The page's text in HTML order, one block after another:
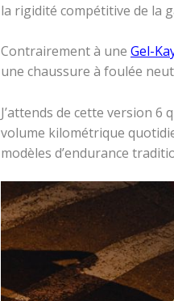
la rigidité compétitive de la
Contrairement à une Gel-
une chaussure à foulée
J’attends de cette version 6
volume kilométrique
modèles d’endurance